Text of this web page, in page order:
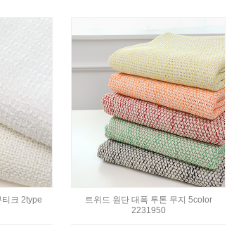
크 2type
트위드 원단 대폭 투톤 무지 5color
2231950